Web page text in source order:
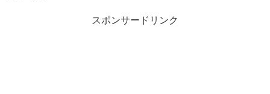
スポンサードリンク